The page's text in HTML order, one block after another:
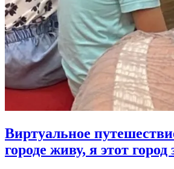
Виртуальное
городе живу, я этот город